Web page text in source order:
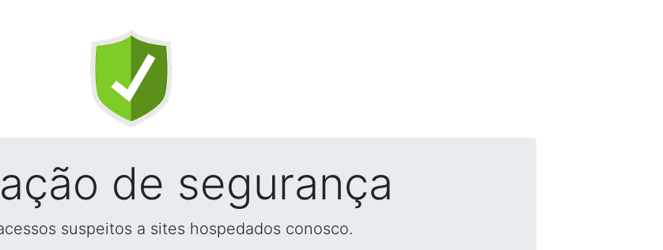
de segurança
suspeitos a sites hospedados conosco.